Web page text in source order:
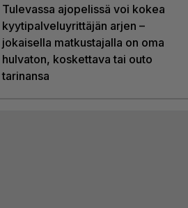
Tulevassa ajopelissä voi kokea
kyytipalveluyrittäjän arjen –
jokaisella matkustajalla on oma
hulvaton, koskettava tai outo
tarinansa